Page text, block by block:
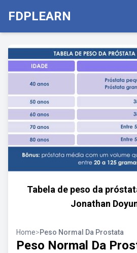
FDPLEARN
Tabela de peso da
Jonathan
Home>Peso Normal Da Prostata
Peso Normal Da